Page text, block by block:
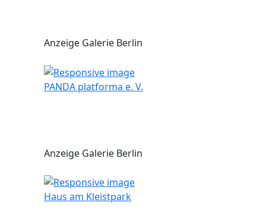
Anzeige Galerie Berlin
PANDA platforma e. V.
Anzeige Galerie Berlin
Haus am Kleistpark